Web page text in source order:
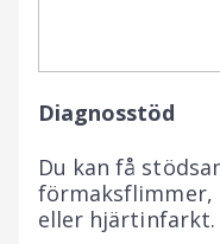
Diagnosstöd
Du kan få
förmaksflimmer,
eller hjärtinfarkt.